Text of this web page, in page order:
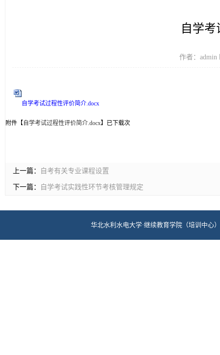
自学
作者：admin
自学考试过程性评价简介.docx
附件【自学考试过程性评价简介.docx】已下载次
上一篇： 自考有关专业课程设置
下一篇： 自学考试实践性环节考核管理规定
华北水利水电大学·继续教育学院（培训中